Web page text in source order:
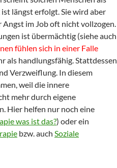
längst erfolgt. Sie wird aber
im Job oft nicht vollzogen.
ist übermächtig (siehe auch
fühlen sich in einer Falle
als handlungsfähig. Stattdessen
Verzweiflung. In diesem
weil die innere
mehr durch eigene
Hier helfen nur noch eine
was ist das?) oder ein
bzw. auch Soziale